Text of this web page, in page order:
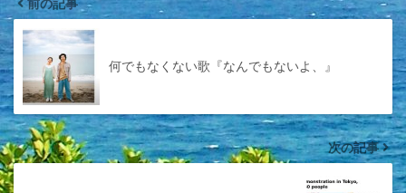
前の記事
何でもなくない歌『なんでもないよ、』
次の記事